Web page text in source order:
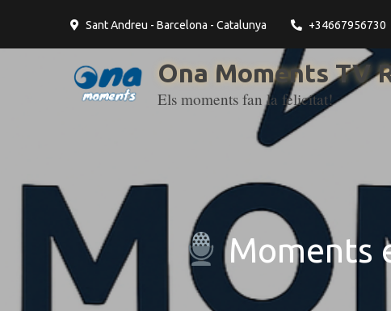
Sant Andreu - Barcelona - Catalunya +34667956730
Ona Moments TV
Els moments fan la felicitat!
Moments